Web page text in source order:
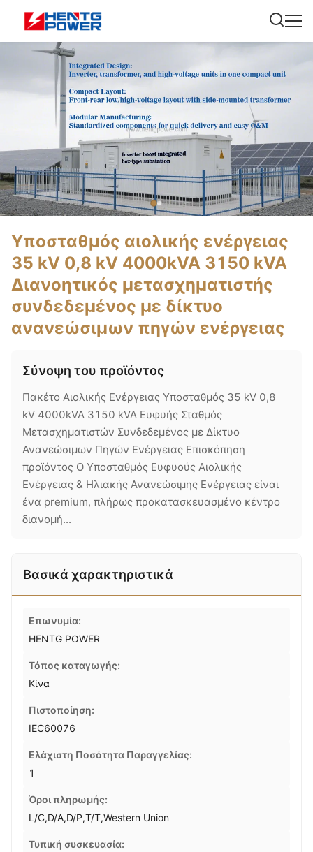
Υποσταθμός αιολικής ενέργειας
35 kV 0,8 kV 4000kVA 3150 kVA
Διανοητικός μετασχηματιστής
συνδεδεμένος με δίκτυο
ανανεώσιμων πηγών ενέργειας
Σύνοψη του προϊόντος
Πακέτο Αιολικής Ενέργειας Υποσταθμός 35 kV 0,8
kV 4000kVA 3150 kVA Ευφυής Σταθμός
Μετασχηματιστών Συνδεδεμένος με Δίκτυο
Ανανεώσιμων Πηγών Ενέργειας Επισκόπηση
προϊόντος Ο Υποσταθμός Ευφυούς Αιολικής
Ενέργειας & Ηλιακής Ανανεώσιμης Ενέργειας είναι
ένα premium, πλήρως προκατασκευασμένο κέντρο
διανομή...
Βασικά χαρακτηριστικά
Επωνυμία:
HENTG POWER
Τόπος καταγωγής:
Κίνα
Πιστοποίηση:
IEC60076
Ελάχιστη Ποσότητα Παραγγελίας:
1
Όροι πληρωμής:
L/C,D/A,D/P,T/T,Western Union
Τυπική συσκευασία: